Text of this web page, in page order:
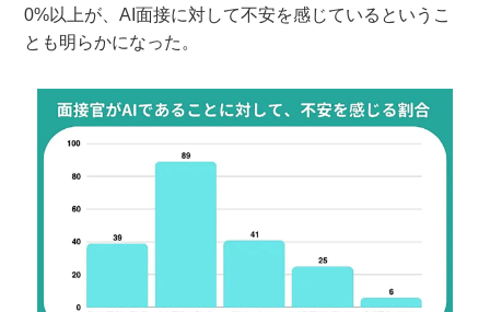
0%以上が、AI面接に対して不安を感じているというこ
とも明らかになった。